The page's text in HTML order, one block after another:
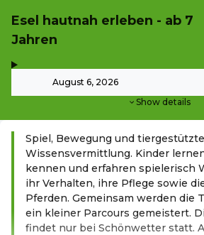
Esel hautnah erleben - ab 7
Jahren
August 6, 2026
Show details
Spiel, Bewegung und tiergestützte
Wissensvermittlung. Kinder
kennen und erfahren spielerisch
ihr Verhalten, ihre Pflege sowie
Pferden. Gemeinsam werden die
ein kleiner Parcours gemeistert.
findet nur bei Schönwetter statt.